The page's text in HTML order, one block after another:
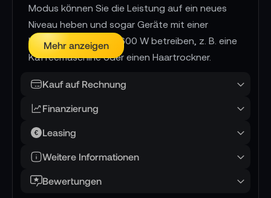
Modus können Sie die Leistung auf ein neues
Niveau heben und sogar Geräte mit einer
Leistung von bis zu 1600 W betreiben, z. B. eine
Kaffeemaschine oder einen Haartrockner.
indem Sie Ihre Geräte mit dem RIVER 2 Pro
betreiben. Der 30ms-Umschaltmodus sorgt
Ladeoptionen, die es Ihnen ermöglichen, das
Gerät an jedem Ort aufzuladen. Nutzen Sie die
Mehr anzeigen
Kauf auf Rechnung
Finanzierung
Leasing
Weitere Informationen
Bewertungen